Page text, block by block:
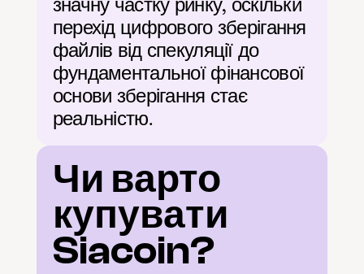
перехід цифрового зберігання
файлів від спекуляції до
фундаментальної фінансової
основи зберігання стає
реальністю.
Чи варто
купувати
Siacoin?